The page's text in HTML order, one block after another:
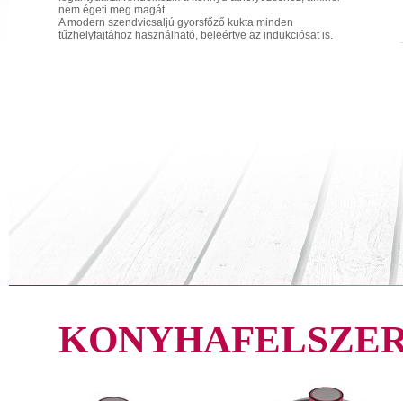
nem égeti meg magát.
A modern szendvicsaljú gyorsfőző kukta minden
tűzhelyfajtához használható, beleértve az indukciósat is.